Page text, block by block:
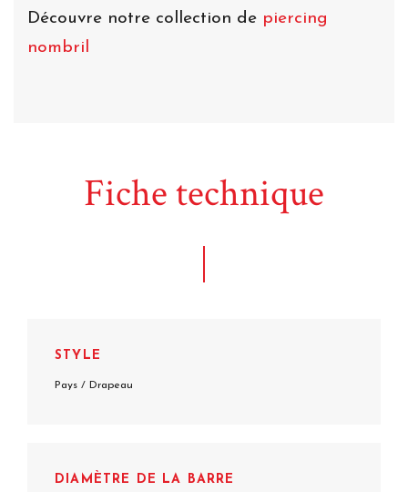
Découvre notre collection de piercing
nombril
Fiche technique
STYLE
Pays / Drapeau
DIAMÈTRE DE LA BARRE